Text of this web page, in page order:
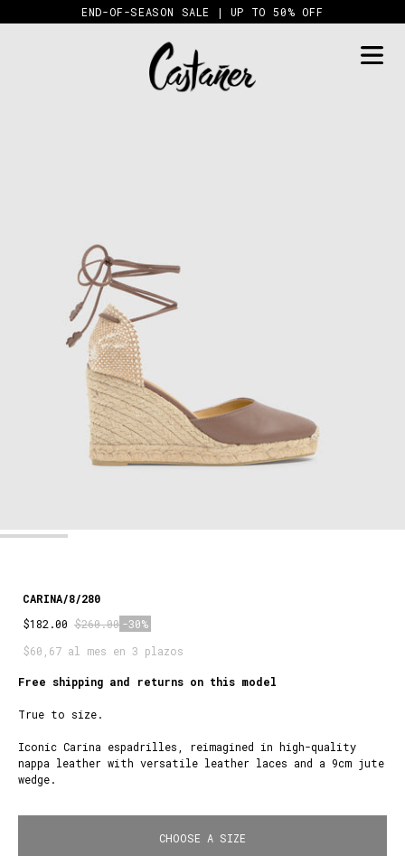
to
END-OF-SEASON SALE | UP TO 50% OFF
CARINA/8/280
$182.00 $260.00 -30%
$60,67 al mes en 3 plazos
Free shipping and returns on this model
True to size.
Iconic Carina espadrilles, reimagined in high-quality
nappa leather with versatile leather laces and a 9cm jute
wedge.
CHOOSE A SIZE